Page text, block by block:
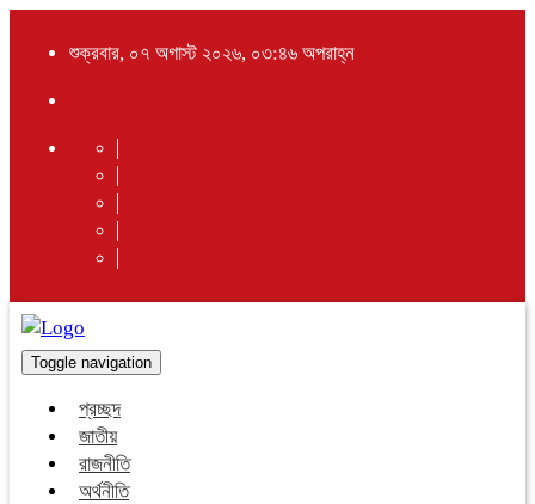
শুক্রবার, ০৭ অগাস্ট ২০২৬, ০৩:৪৬ অপরাহ্ন
Toggle navigation
প্রচ্ছদ
জাতীয়
রাজনীতি
অর্থনীতি